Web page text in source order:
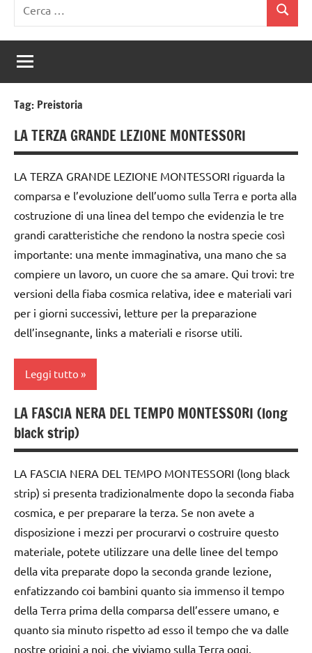
per:
Cerca
Tag: Preistoria
LA TERZA GRANDE LEZIONE MONTESSORI
LA TERZA GRANDE LEZIONE MONTESSORI riguarda la
comparsa e l’evoluzione dell’uomo sulla Terra e porta alla
costruzione di una linea del tempo che evidenzia le tre
grandi caratteristiche che rendono la nostra specie così
importante: una mente immaginativa, una mano che sa
compiere un lavoro, un cuore che sa amare. Qui trovi: tre
versioni della fiaba cosmica relativa, idee e materiali vari
per i giorni successivi, letture per la preparazione
dell’insegnante, links a materiali e risorse utili.
Leggi tutto
dai
6
anni
EDUCAZIONE
COSMICA
GUIDA
DIDATTICA
MONTESSORI
la
Preistoria
racconti
LA FASCIA NERA DEL TEMPO MONTESSORI (long
black strip)
LA FASCIA NERA DEL TEMPO MONTESSORI (long black
strip) si presenta tradizionalmente dopo la seconda fiaba
cosmica, e per preparare la terza. Se non avete a
disposizione i mezzi per procurarvi o costruire questo
materiale, potete utilizzare una delle linee del tempo
della vita preparate dopo la seconda grande lezione,
enfatizzando coi bambini quanto sia immenso il tempo
della Terra prima della comparsa dell’essere umano, e
quanto sia minuto rispetto ad esso il tempo che va dalle
nostre origini a noi, che viviamo sulla Terra oggi.